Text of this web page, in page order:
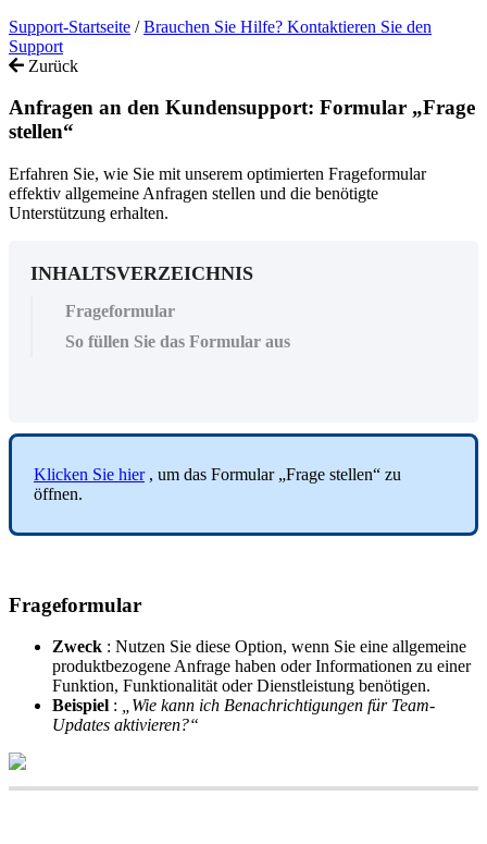
Support-Startseite / Brauchen Sie Hilfe? Kontaktieren Sie den
Support
Zurück
Anfragen an den Kundensupport: Formular „Frage
stellen“
Erfahren Sie, wie Sie mit unserem optimierten Frageformular
effektiv allgemeine Anfragen stellen und die benötigte
Unterstützung erhalten.
INHALTSVERZEICHNIS
Frageformular
So füllen Sie das Formular aus
Klicken Sie hier , um das Formular „Frage stellen“ zu
öffnen.
Frageformular
Zweck : Nutzen Sie diese Option, wenn Sie eine allgemeine
produktbezogene Anfrage haben oder Informationen zu einer
Funktion, Funktionalität oder Dienstleistung benötigen.
Beispiel : Wie kann ich Benachrichtigungen für Team-
Updates aktivieren?“